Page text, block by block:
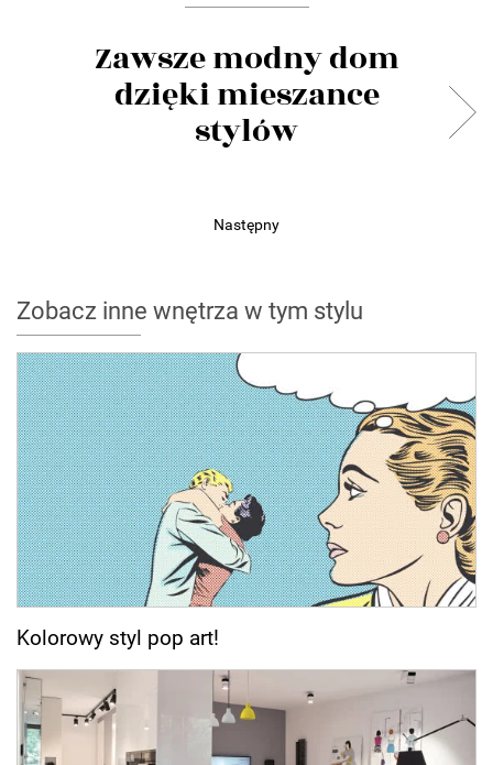
Zawsze modny dom
dzięki mieszance
stylów
Następny
Zobacz inne wnętrza w tym stylu
Kolorowy styl pop art!